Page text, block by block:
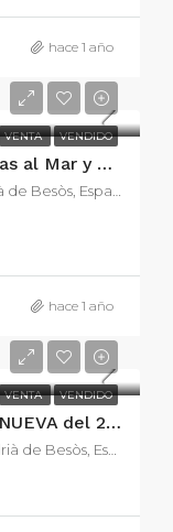
hace 1 año
VENTA VENDIDO
Penthouse de Ensueño con Vistas al Mar y Diseño Moderno de 134m2 y 40 m2 de terraza.
hace 1 año
VENTA VENDIDO
ESPECTACULAR piso de OBRA NUEVA del 2021 en la zona de la catalana.